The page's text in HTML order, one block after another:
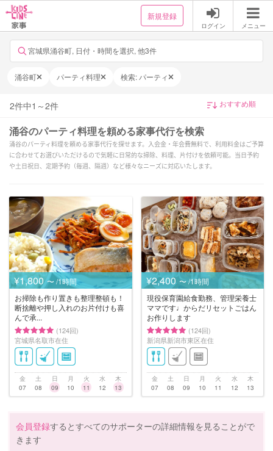
新規登録
ログイン メニュー
宮城県涌谷町, 日付・時間を選択, 他3件
涌谷町 パーティ料理 検索: パーティ
2件中1 ～2件
涌谷のパーティ料理を頼める家事代行を検索
涌谷のパーティ料理を頼める家事代行を探せます。入会金・年会費無料で、利用料金はご予算
に合わせてお選びいただけるので気軽に日常的な掃除、料理、片付けを依頼可能。当日予約
や土日祝日、定期予約（毎週、隔週）など様々なニーズに対応いたします。
¥1,800 〜 /1時間
お掃除も作り置きも整理整頓も！
断捨離や押し入れのお片付けも喜
んで承...
(124回)
宮城県名取市在住
金
07
土
08
日
09
月
10
火
11
水
12
木
13
¥2,400 〜 /1時間
現役保育園給食勤務、管理栄養士
ママです♩からだリセットごはん
お作りします
(124回)
新潟県新潟市東区在住
金
07
土
08
日
09
月
10
火
11
水
12
木
13
会員登録するとすべてのサポーターの詳細情報を見ることがで
きます